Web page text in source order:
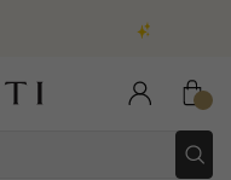
SAVE 50% ON ELINÉ